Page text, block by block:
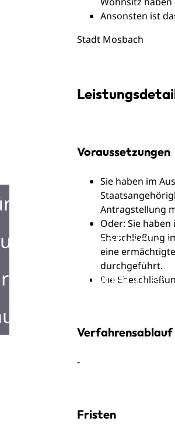
Information
in Mosbach
in Mosbach
Ansonsten ist
Stadt Mosbach
Voraussetzungen
Sie haben im
Antragstellung
Oder: Sie
Eheschließung
eine
durchgeführt.
Die
Verfahrensablauf
-
Fristen